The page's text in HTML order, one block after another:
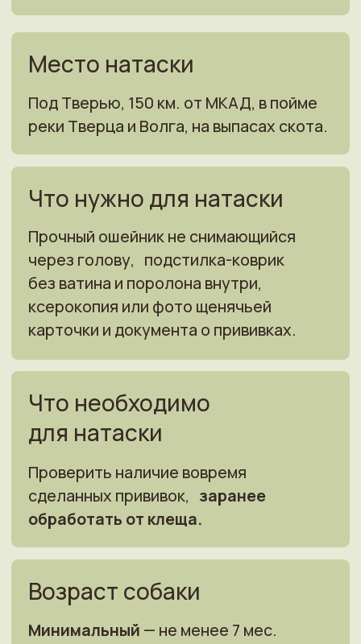
Минимальный— не менее 7 мес.
Желательныймаксимальныйвозраст
Ваш корм сухой —мешок не менее
СИРИУС, ЗООМЕНЮ).
Питание собаки
Легавая принимается в натаску у
хозяина, и сдаётся хозяину.
Ограничения
Знание собакой ключевых команд
позволит больше внимания уделить
работе по птице. В жаркую погоду,
собака принимается и сдаётся после
курса натаски, в утренние часы.
Пожелания
полный курс: 85 тыс. руб.
и стоимость натаски